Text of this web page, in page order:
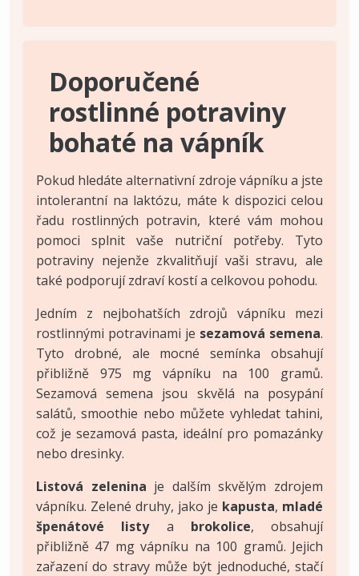
Doporučené
rostlinné potraviny
bohaté na vápník
Pokud hledáte alternativní zdroje vápníku a jste
intolerantní na laktózu, máte k dispozici celou
řadu rostlinných potravin, které vám mohou
pomoci splnit vaše nutriční potřeby. Tyto
potraviny nejenže zkvalitňují vaši stravu, ale
také podporují zdraví kostí a celkovou pohodu.
Jedním z nejbohatších zdrojů vápníku mezi
rostlinnými potravinami je sezamová semena.
Tyto drobné, ale mocné semínka obsahují
přibližně 975 mg vápníku na 100 gramů.
Sezamová semena jsou skvělá na posypání
salátů, smoothie nebo můžete vyhledat tahini,
což je sezamová pasta, ideální pro pomazánky
nebo dresinky.
Listová zelenina je dalším skvělým zdrojem
vápníku. Zelené druhy, jako je kapusta, mladé
špenátové listya brokolice, obsahují
přibližně 47 mg vápníku na 100 gramů. Jejich
zařazení do stravy může být jednoduché, stačí